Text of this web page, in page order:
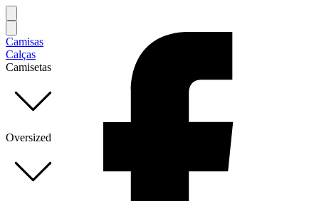
Camisas
Calças
Camisetas
Oversized